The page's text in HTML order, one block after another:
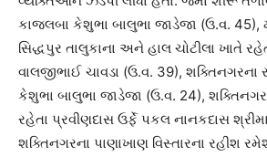
કાજલબા કેશુભા બાલુભા જાડેજા (ઉ.વ. 45),
સિદ્ધપુર તાલુકાના અને હાલ ચોટીલા ખાતે
વાલજીભાઈ ચાવડા (ઉ.વ. 39),
કેશુભા બાલુભા જાડેજા (ઉ.વ. 24), શક્તિનગર
રહેતા પ્રવીણદાસ ઉર્ફે પકલ નાનકદાસ
શક્તિનગરના પાણાખાણ વિસ્તારના રહીશ